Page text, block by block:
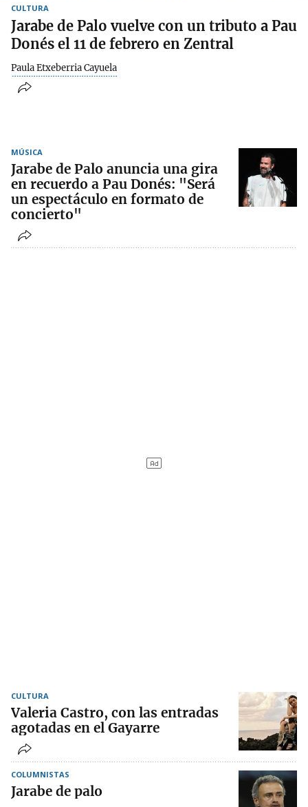
CULTURA
Jarabe de Palo vuelve con un tributo a Pau
Donés el 11 de febrero en Zentral
Paula Etxeberria Cayuela
MÚSICA
Jarabe de Palo anuncia una gira
en recuerdo a Pau Donés: "Será
un espectáculo en formato de
concierto"
CULTURA
Valeria Castro, con las entradas
agotadas en el Gayarre
COLUMNISTAS
Jarabe de palo